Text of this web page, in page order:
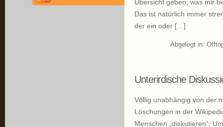
Übersicht geben, was mir
Das ist natürlich immer
der ein oder […]
Abgelegt in:
Unterirdische
Völlig unabhängig von der
Löschungen in der
Menschen „diskutieren“.